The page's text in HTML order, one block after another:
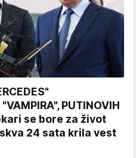
PUTINOVIH
se bore za život
24 sata krila vest